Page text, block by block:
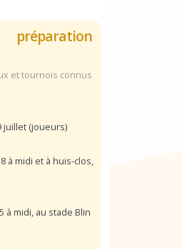
et tournois connus
juillet (joueurs)
à midi et à huis-clos,
à midi, au stade Blin